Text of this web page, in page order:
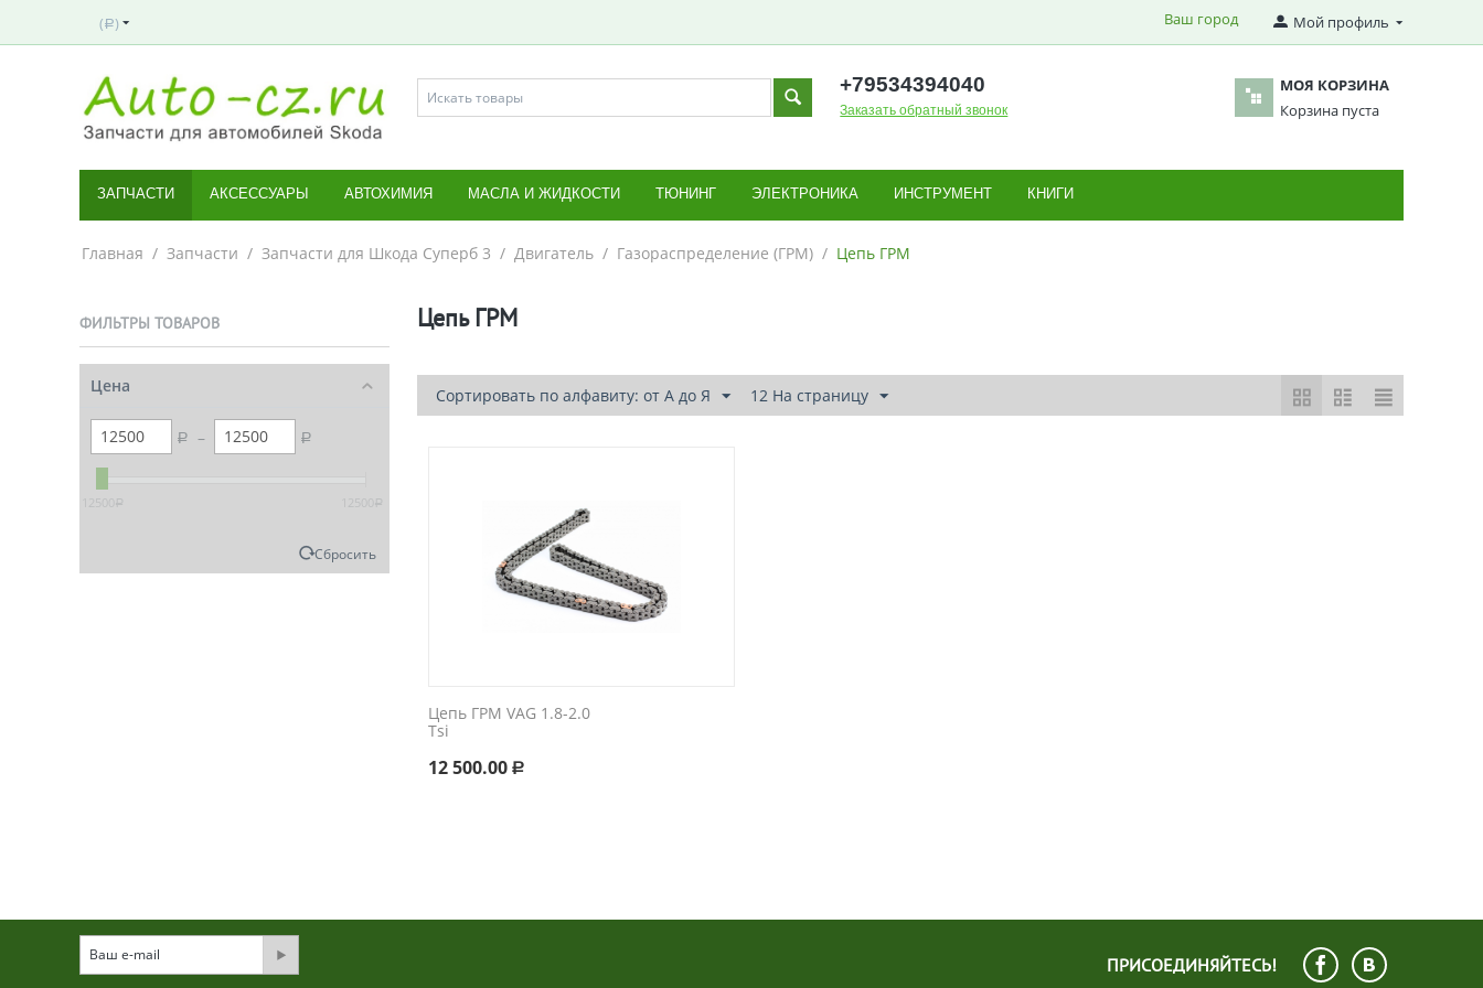
( Р ) Мой профиль
Ваш город
+79534394040
Заказать обратный звонок
МОЯ КОРЗИНА
Корзина пуста
ЗАПЧАСТИ АКСЕССУАРЫ АВТОХИМИЯ МАСЛА И ЖИДКОСТИ ТЮНИНГ ЭЛЕКТРОНИКА ИНСТРУМЕНТ КНИГИ
Главная / Запчасти / Запчасти для Шкода Суперб 3 / Двигатель / Газораспределение (ГРМ) / Цепь ГРМ
ФИЛЬТРЫ ТОВАРОВ
Цена
Р – Р
Р Р
Сбросить
Цепь ГРМ
Сортировать по алфавиту: от А до Я 12 На страницу
Цепь ГРМ VAG 1.8-2.0
Tsi
12 500.00 Р
ПРИСОЕДИНЯЙТЕСЬ!